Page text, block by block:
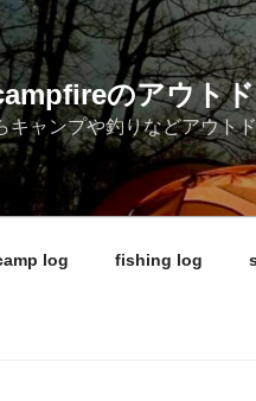
のアウト
キャンプや釣りなどアウト
log fishing log